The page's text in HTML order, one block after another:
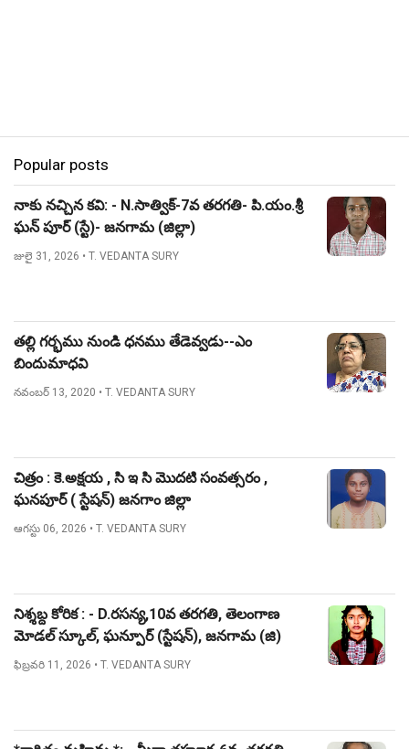
Popular posts
నాకు నచ్చిన కవి: - N.సాత్విక్-7వ తరగతి- పి.యం.శ్రీ
ఘన్ పూర్ (స్టే)- జనగామ (జిల్లా)
జులై 31, 2026 • T. VEDANTA SURY
తల్లి గర్భము నుండి ధనము తేడెవ్వడు--ఎం
బిందుమాధవి
నవంబర్ 13, 2020 • T. VEDANTA SURY
చిత్రం : కె.అక్షయ , సి ఇ సి మొదటి సంవత్సరం ,
ఘనపూర్ ( స్టేషన్) జనగాం జిల్లా
ఆగస్టు 06, 2026 • T. VEDANTA SURY
నిశ్శబ్ద కోరిక : - D.రసన్య,10వ తరగతి, తెలంగాణ
మోడల్ స్కూల్, ఘన్పూర్ (స్టేషన్), జనగామ (జి)
ఫిబ్రవరి 11, 2026 • T. VEDANTA SURY